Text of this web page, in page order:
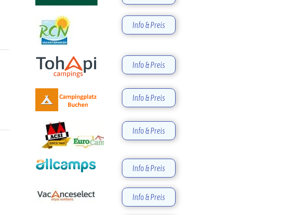
Info & Preis
Info & Preis
Info & Preis
Info & Preis
Info & Preis
Info & Preis